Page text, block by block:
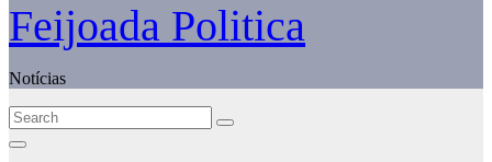
Feijoada Politica
Notícias